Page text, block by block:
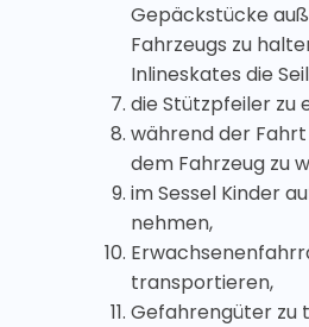
Gepäckstücke
Fahrzeugs zu
Inlineskates die
die Stützpfeiler zu
während der
dem Fahrzeug zu
im Sessel Kinder
nehmen,
transportieren,
Gefahrengüter zu